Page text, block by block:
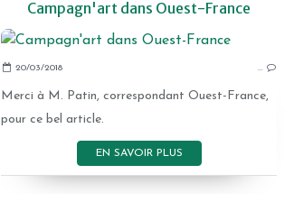
Campagn'art dans Ouest-France
20/03/2018 …
Merci à M. Patin, correspondant Ouest-France,
pour ce bel article.
EN SAVOIR PLUS